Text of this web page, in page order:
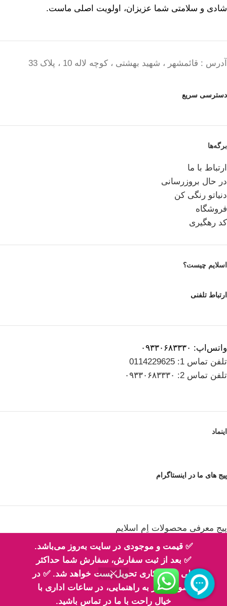
✅ قیمت و موجودی در سایت به‌روز می‌باشد.
✅ بعد از ثبت سفارش، سفارش شما حداکثر
طی 2 روز کاری تحویل پست خواهد شد. ✅ در
صورت نیاز به راهنمایی، در ساعات اداری با
خیال راحت با ما در تماس باشید.
شادی و سلامتی شما عزیزان، اولویت اصلی ماست.
آدرس : قائمشهر ، شهید بهشتی ، کوچه لاله 10 ، پلاک 33
دسترسی سریع
برگه‌ها
ارتباط با ما
در حال بروزرسانی
دنیاتو رنگی کن
فروشگاه
کد رهگیری
اسلایم چیست؟
ارتباط تلفنی
واتس‌اپ: ۰۹۳۳۰۶۸۳۳۳۰
تلفن تماس 1: 0114229625
تلفن تماس 2: ۰۹۳۳۰۶۸۳۳۳۰
اینماد
پیج های ما در اینستاگرام
پیج معرفی محصولات اِم اسلایم
پیج فیلم های ارسالی شما مهربونا